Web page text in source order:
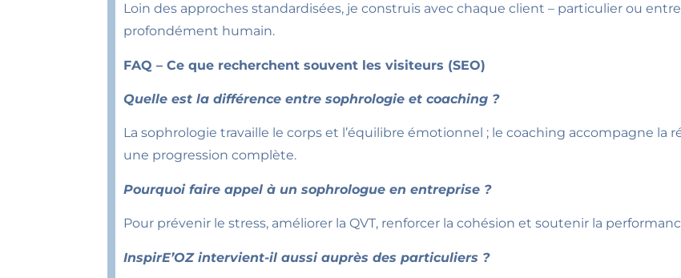
Loin des approches standardisées, je construis avec chaque client – particulier ou
profondément humain.
FAQ – Ce que recherchent souvent les visiteurs (SEO)
Quelle est la différence entre sophrologie et coaching ?
La sophrologie travaille le corps et l’équilibre émotionnel ; le coaching accompagne la
une progression complète.
Pourquoi faire appel à un sophrologue en entreprise ?
Pour prévenir le stress, améliorer la QVT, renforcer la cohésion et soutenir la
InspirE’OZ intervient-il aussi auprès des particuliers ?